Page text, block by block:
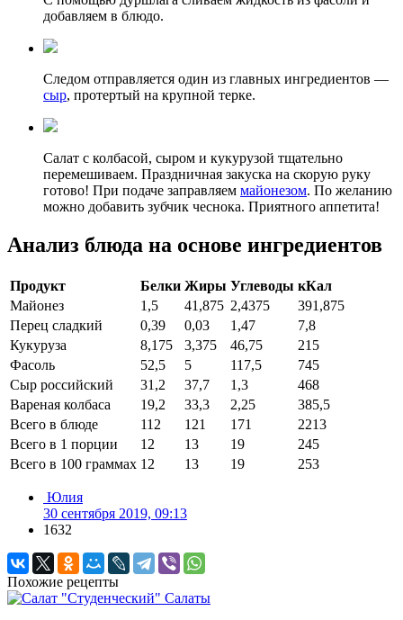
добавляем в блюдо.
Следом отправляется один из главных ингредиентов —
сыр, протертый на крупной терке.
Салат с колбасой, сыром и кукурузой тщательно
перемешиваем. Праздничная закуска на скорую руку
готово! При подаче заправляем майонезом. По желанию
можно добавить зубчик чеснока. Приятного аппетита!
Анализ блюда на основе ингредиентов
Продукт Белки Жиры Углеводы кКал
Майонез
1,5 41,875 2,4375
391,875
Перец сладкий
0,39 0,03 1,47
7,8
Кукуруза
8,175 3,375 46,75
215
Фасоль
52,5 5 117,5
745
Сыр российский
31,2 37,7 1,3
468
Вареная колбаса
19,2 33,3 2,25
385,5
Всего в блюде
112 121 171
2213
Всего в 1 порции
12 13 19
245
Всего в 100 граммах 12 13 19 253
Юлия
30 сентября 2019, 09:13
1632
Похожие рецепты
Салаты